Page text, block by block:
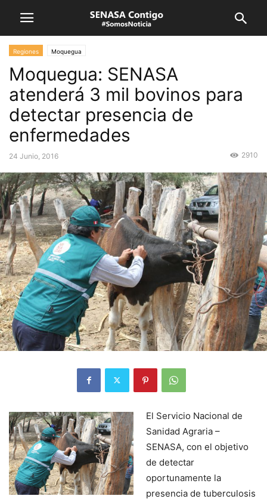
Regiones Moquegua
Moquegua: SENASA
atenderá 3 mil bovinos para
detectar presencia de
enfermedades
24 Junio, 2016 2910
El Servicio Nacional de
Sanidad Agraria –
SENASA, con el objetivo
de detectar
oportunamente la
presencia de tuberculosis